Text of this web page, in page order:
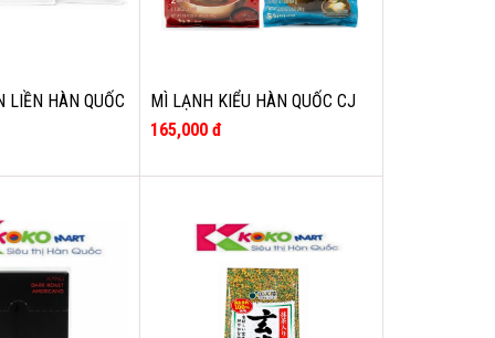
LIỀN HÀN QUỐC
SHIP HOẢ
MÌ LẠNH KIỂU HÀN QUỐC CJ
(KIM CHI CỦ CẢI NƯỚC , XỐT
165,000 đ